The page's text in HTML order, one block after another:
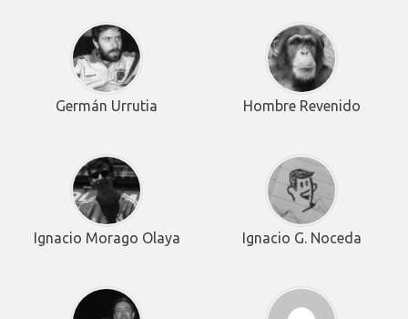
Germán Urrutia Hombre Revenido
Ignacio Morago Olaya Ignacio G. Noceda